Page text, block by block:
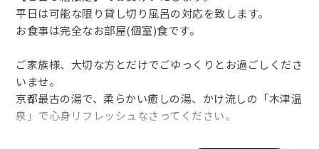
平日は可能な限り貸し切り風呂の対応を致します。
お食事は完全なお部屋(個室)食です。
ご家族様、大切な方とだけでごゆっくりとお過ごしくださ
いませ。
京都最古の湯で、柔らかい癒しの湯、かけ流しの「木津温
泉」で心身リフレッシュなさってください。